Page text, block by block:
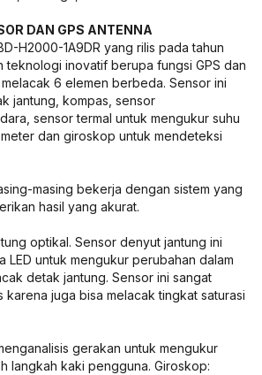
DAN GPS ANTENNA
H2000-1A9DR yang rilis pada tahun
teknologi inovatif berupa fungsi GPS dan
6 elemen berbeda. Sensor ini
jantung, kompas, sensor
sensor termal untuk mengukur suhu
dan giroskop untuk mendeteksi
masing bekerja dengan sistem yang
hasil yang akurat.
optikal. Sensor denyut jantung ini
LED untuk mengukur perubahan dalam
detak jantung. Sensor ini sangat
karena juga bisa melacak tingkat saturasi
gerakan untuk mengukur
langkah kaki pengguna. Giroskop: